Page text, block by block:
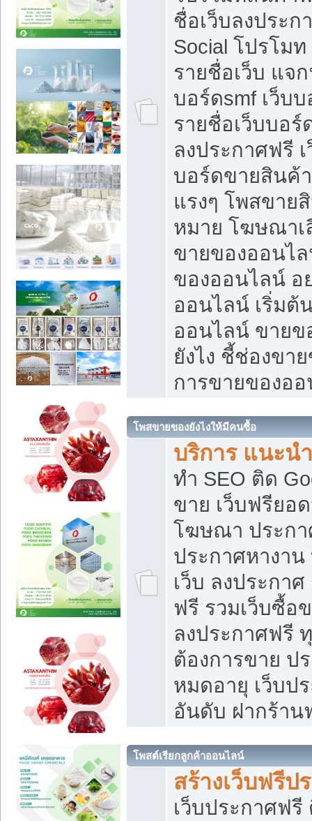
ชื่อเว็บลงประ
Social โปรโม
รายชื่อเว็บ แจ
บอร์ดsmf เว็บ
รายชื่อเว็บบอ
ลงประกาศฟรี
บอร์ดขายสินค้
แรงๆ โพสขาย
หมาย โฆษณาเ
ขายของออนไ
ของออนไลน์ อ
ออนไลน์ เริ่มต้
ออนไลน์ ขายข
ยังไง ชี้ช่องขา
การขายของอ
โพสขายของยังไงให้มีคนซื้อ
บริการ แนะน
ทำ SEO ติด
ขาย เว็บฟรียอ
โฆษณา ประกา
ประกาศหางา
เว็บ ลงประกา
ฟรี รวมเว็บซื้อ
ลงประกาศฟรี
ต้องการขาย ป
หมดอายุ เว็บป
อันดับ ฝากร้าน
โพสต์เรียกลูกค้าออนไลน์
สร้างเว็บฟรีป
เว็บประกาศฟ